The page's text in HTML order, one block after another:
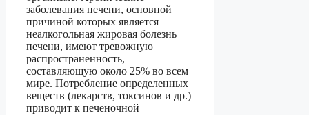
заболевания печени, основной
причиной которых является
неалкогольная жировая болезнь
печени, имеют тревожную
распространенность,
составляющую около 25% во всем
мире. Потребление определенных
веществ (лекарств, токсинов и др.)
приводит к печеночной